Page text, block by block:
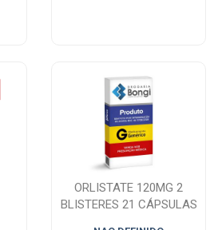
ORLISTATE 120MG 2
BLISTERES 21 CÁPSULAS